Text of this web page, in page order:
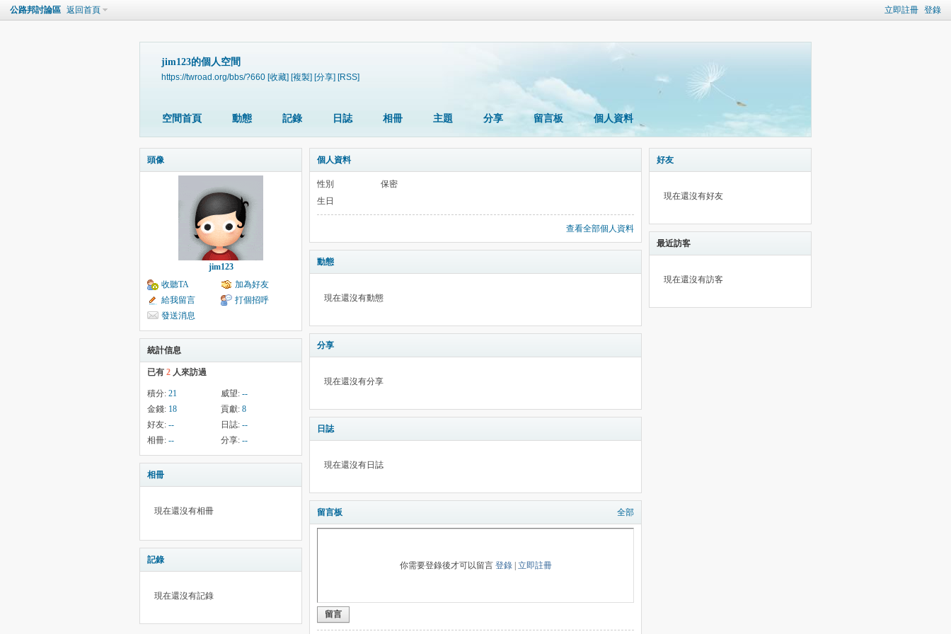
立即註冊 登錄
公路邦討論區 返回首頁
jim123的個人空間
https://twroad.org/bbs/?660 [收藏] [複製] [分享] [RSS]
空間首頁 動態 記錄 日誌 相冊 主題 分享 留言板 個人資料
頭像
jim123
收聽TA
加為好友
給我留言
打個招呼
發送消息
統計信息
已有 2 人來訪過
積分: 21 威望: --
金錢: 18 貢獻: 8
好友: -- 日誌: --
相冊: -- 分享: --
相冊
現在還沒有相冊
記錄
現在還沒有記錄
個人資料
性別
保密
生日
查看全部個人資料
動態
現在還沒有動態
分享
現在還沒有分享
日誌
現在還沒有日誌
留言板 全部
你需要登錄後才可以留言 登錄| 立即註冊
留言
好友
現在還沒有好友
最近訪客
現在還沒有訪客